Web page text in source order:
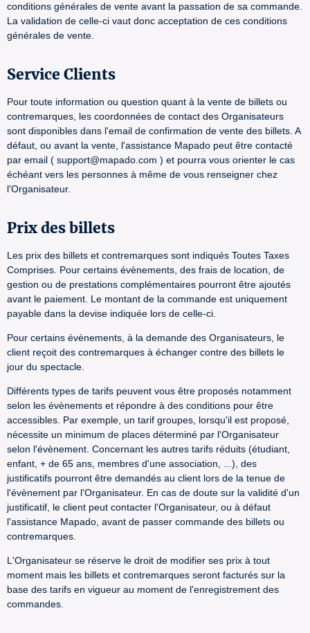
conditions générales de vente avant la passation de sa commande.
La validation de celle-ci vaut donc acceptation de ces conditions
générales de vente.
Service Clients
Pour toute information ou question quant à la vente de billets ou
contremarques, les coordonnées de contact des Organisateurs
sont disponibles dans l'email de confirmation de vente des billets. A
défaut, ou avant la vente, l'assistance Mapado peut être contacté
par email ( support@mapado.com ) et pourra vous orienter le cas
échéant vers les personnes à même de vous renseigner chez
l'Organisateur.
Prix des billets
Les prix des billets et contremarques sont indiqués Toutes Taxes
Comprises. Pour certains évènements, des frais de location, de
gestion ou de prestations complémentaires pourront être ajoutés
avant le paiement. Le montant de la commande est uniquement
payable dans la devise indiquée lors de celle-ci.
Pour certains évènements, à la demande des Organisateurs, le
client reçoit des contremarques à échanger contre des billets le
jour du spectacle.
Différents types de tarifs peuvent vous être proposés notamment
selon les évènements et répondre à des conditions pour être
accessibles. Par exemple, un tarif groupes, lorsqu'il est proposé,
nécessite un minimum de places déterminé par l'Organisateur
selon l'évènement. Concernant les autres tarifs réduits (étudiant,
enfant, + de 65 ans, membres d'une association, ...), des
justificatifs pourront être demandés au client lors de la tenue de
l'évènement par l'Organisateur. En cas de doute sur la validité d'un
justificatif, le client peut contacter l'Organisateur, ou à défaut
l'assistance Mapado, avant de passer commande des billets ou
contremarques.
L'Organisateur se réserve le droit de modifier ses prix à tout
moment mais les billets et contremarques seront facturés sur la
base des tarifs en vigueur au moment de l'enregistrement des
commandes.